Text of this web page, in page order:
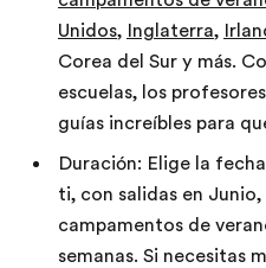
Unidos, Inglaterra,
Corea del Sur y más.
escuelas, los
guías increíbles para
Duración: Elige la
ti, con salidas en
campamentos de
semanas. Si necesitas